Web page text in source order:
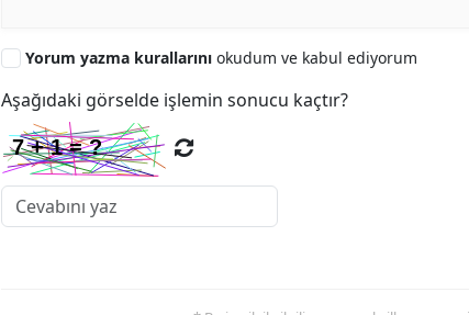
Yorum yazma kurallarını okudum ve kabul ediyorum
Aşağıdaki görselde işlemin sonucu kaçtır?